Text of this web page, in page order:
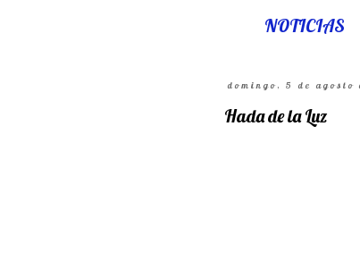
NOTICIAS
domingo, 5 de agosto
Hada de la Luz